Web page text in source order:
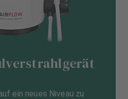
ein neues Niveau zu